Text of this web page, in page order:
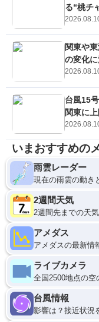
る“桃チ
関東や
の変化
台風15
関東に
いまおすすめの
雨雲レーダー
現在の雨雲の動き
2週間天気
2週間先までの天
アメダス
アメダスの最新情
ライブカメラ
全国2500地点の空
台風情報
影響は？接近状況